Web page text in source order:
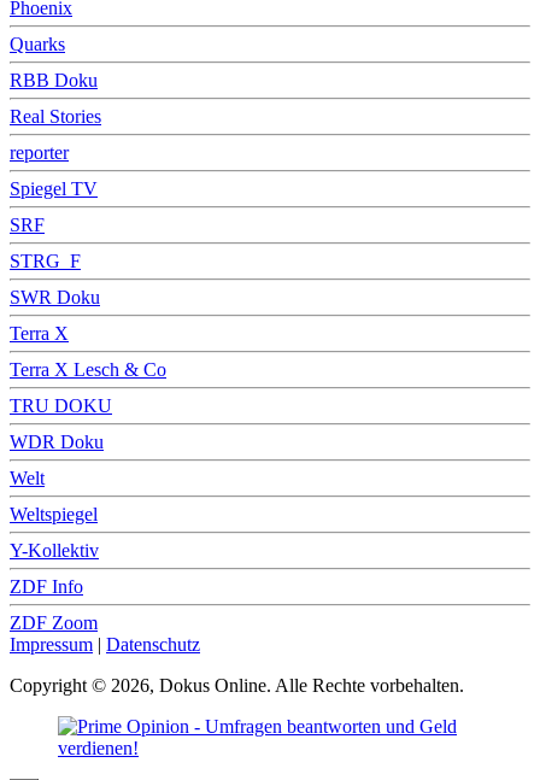
Phoenix
Quarks
RBB Doku
Real Stories
reporter
Spiegel TV
SRF
STRG_F
SWR Doku
Terra X
Terra X Lesch & Co
TRU DOKU
WDR Doku
Welt
Weltspiegel
Y-Kollektiv
ZDF Info
ZDF Zoom
Impressum | Datenschutz
Copyright © 2026, Dokus Online. Alle Rechte vorbehalten.